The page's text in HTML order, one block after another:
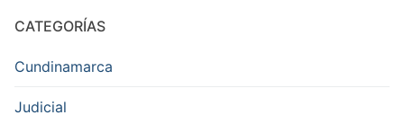
CATEGORÍAS
Cundinamarca
Judicial